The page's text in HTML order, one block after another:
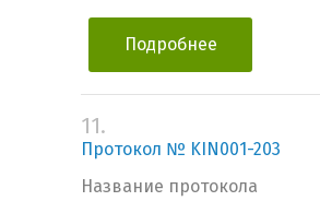
Подробнее
11.
Протокол № KIN001-203
Название протокола